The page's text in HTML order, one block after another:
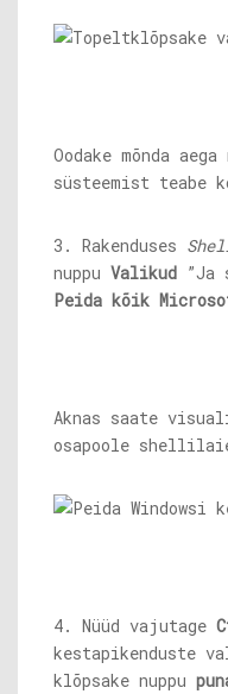
Oodake mõnda aega
süsteemist teabe
3. Rakenduses
nuppu Valikud ”Ja
Peida kõik
Aknas saate
osapoole
4. Nüüd vajutage
kestapikenduste
klõpsake nuppu